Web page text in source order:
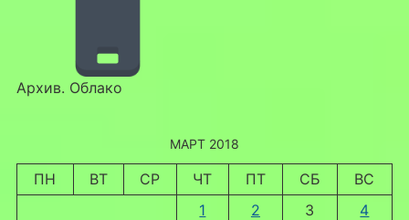
Архив. Облако
МАРТ 2018
ПН ВТ СР ЧТ ПТ СБ
ВС
1
2 3
4